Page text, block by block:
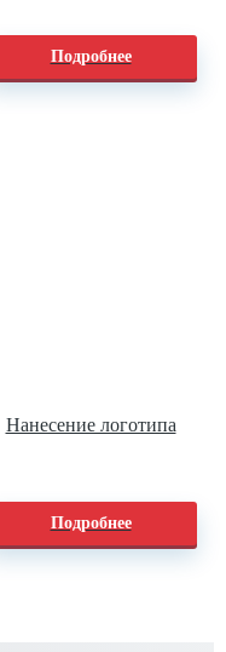
Подробнее
Нанесение логотипа
Подробнее